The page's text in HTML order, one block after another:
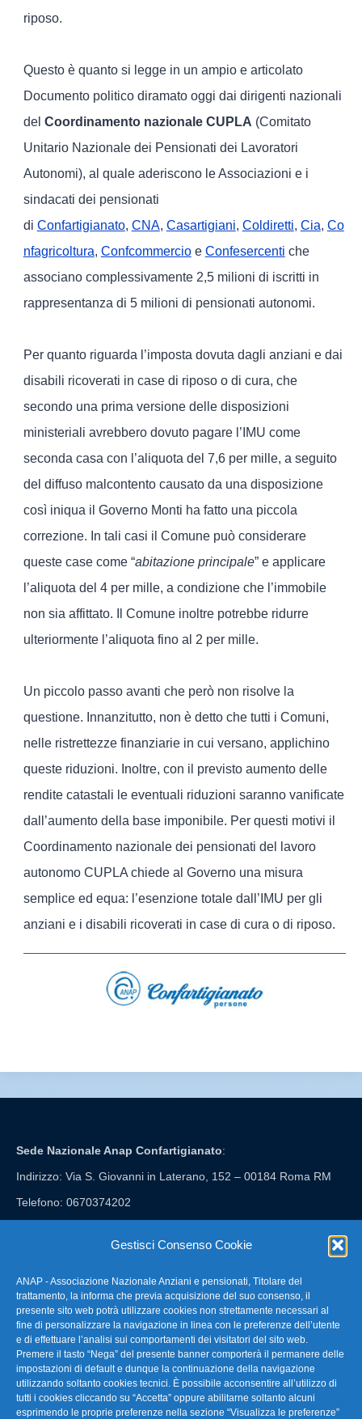
Gestisci Consenso Cookie
ANAP - Associazione Nazionale Anziani e pensionati, Titolare del
trattamento, la informa che previa acquisizione del suo consenso, il
presente sito web potrà utilizzare cookies non strettamente necessari al
fine di personalizzare la navigazione in linea con le preferenze dell’utente
e di effettuare l’analisi sui comportamenti dei visitatori del sito web.
Premere il tasto “Nega” del presente banner comporterà il permanere delle
impostazioni di default e dunque la continuazione della navigazione
utilizzando soltanto cookies tecnici. È possibile acconsentire all’utilizzo di
tutti i cookies cliccando su “Accetta” oppure abilitarne soltanto alcuni
esprimendo le proprie preferenze nella sezione “Visualizza le preferenze”
riposo.
Questo è quanto si legge in un ampio e articolato
Documento politico diramato oggi dai dirigenti nazionali
del Coordinamento nazionale CUPLA (Comitato
Unitario Nazionale dei Pensionati dei Lavoratori
Autonomi), al quale aderiscono le Associazioni e i
sindacati dei pensionati
di Confartigianato, CNA, Casartigiani, Coldiretti, Cia, Co
nfagricoltura, Confcommercioe Confesercenti che
associano complessivamente 2,5 milioni di iscritti in
rappresentanza di 5 milioni di pensionati autonomi.
Per quanto riguarda l’imposta dovuta dagli anziani e dai
disabili ricoverati in case di riposo o di cura, che
secondo una prima versione delle disposizioni
ministeriali avrebbero dovuto pagare l’IMU come
seconda casa con l’aliquota del 7,6 per mille, a seguito
del diffuso malcontento causato da una disposizione
così iniqua il Governo Monti ha fatto una piccola
correzione. In tali casi il Comune può considerare
queste case come “abitazione principale” e applicare
l’aliquota del 4 per mille, a condizione che l’immobile
non sia affittato. Il Comune inoltre potrebbe ridurre
ulteriormente l’aliquota fino al 2 per mille.
Un piccolo passo avanti che però non risolve la
questione. Innanzitutto, non è detto che tutti i Comuni,
nelle ristrettezze finanziarie in cui versano, applichino
queste riduzioni. Inoltre, con il previsto aumento delle
rendite catastali le eventuali riduzioni saranno vanificate
dall’aumento della base imponibile. Per questi motivi il
Coordinamento nazionale dei pensionati del lavoro
autonomo CUPLA chiede al Governo una misura
semplice ed equa: l’esenzione totale dall’IMU per gli
anziani e i disabili ricoverati in case di cura o di riposo.
Sede Nazionale Anap Confartigianato:
Indirizzo: Via S. Giovanni in Laterano, 152 – 00184 Roma RM
Telefono: 0670374202
FAQ – Domande Frequenti
La nostra Newsletter
Link Utili
TG Confartigianato